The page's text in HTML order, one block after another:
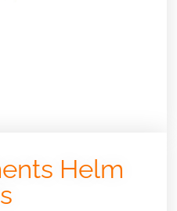
Helm